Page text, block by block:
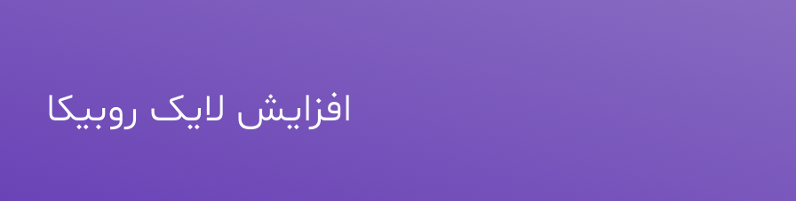
افزایش لایک روبیکا